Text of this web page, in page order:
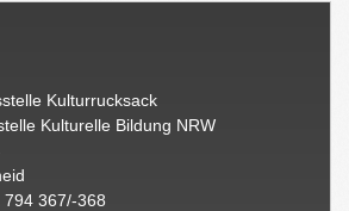
Kulturrucksack
Kulturelle Bildung NRW
794 367/-368